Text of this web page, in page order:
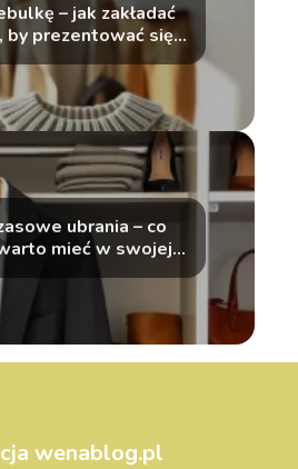
– jak zakładać
by prezentować się
modnie?
ubrania – co
mieć w swojej
szafie?
wenablog.pl